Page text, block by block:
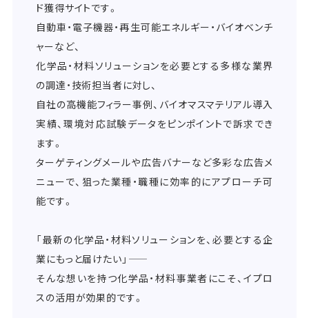
ド獲得サイトです。
自動車・電子機器・再生可能エネルギー・バイオベンチ
ャーなど、
化学品・材料ソリューションを必要とする多様な業界
の調達・技術担当者に対し、
自社の高機能フィラー事例、バイオマスマテリアル導入
実績、環境対応試験データをピンポイントで訴求でき
ます。
ターゲティングメールや広告バナーなど多彩な広告メ
ニューで、狙った業種・職種に効率的にアプローチ可
能です。
「最新の化学品・材料ソリューションを、必要とする企
業にもっと届けたい」――
そんな想いを持つ化学品・材料事業者にこそ、イプロ
スの活用が効果的です。